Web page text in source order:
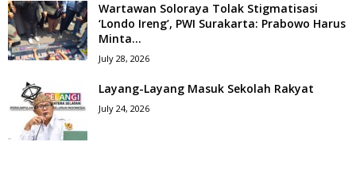
Wartawan Soloraya Tolak Stigmatisasi
‘Londo Ireng’, PWI Surakarta: Prabowo Harus
Minta...
July 28, 2026
Layang-Layang Masuk Sekolah Rakyat
July 24, 2026